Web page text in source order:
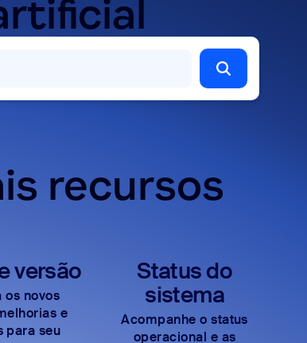
recursos
versão
os novos
e
para seu
Status do
sistema
Acompanhe o status
operacional e as